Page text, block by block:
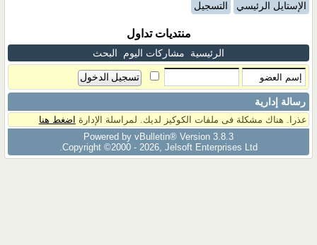
الإستايل الرئيسي التسجيل
منتديات تداول
الرئيسية مشاركات اليوم البحث
رسالة إدارية
عذرا. هناك مشكلة فى ملفات الكوكيز لديك. لمراسلة الإدارة اضغط هنا
Powered by vBulletin® Version 3.8.3
Copyright ©2000 - 2026, Jelsoft Enterprises Ltd.